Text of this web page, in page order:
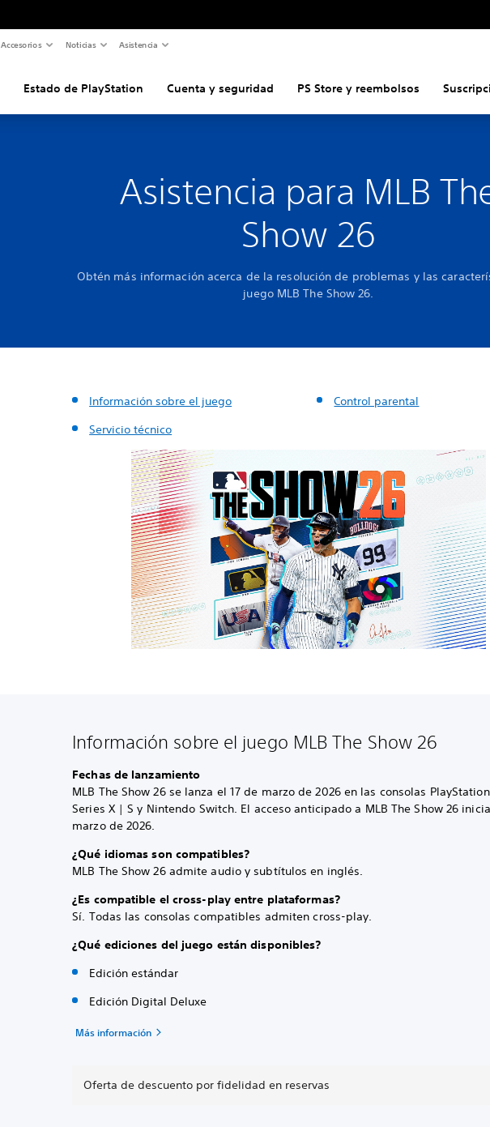
Accesorios Noticias Asistencia
Estado de PlayStation Cuenta y seguridad PS Store y reembolsos
Asistencia para MLB
Show 26
Obtén más información acerca de la resolución de problemas y las
juego MLB The Show 26.
Información sobre el juego
Servicio técnico
Control parental
Información sobre el juego MLB The Show 26
Fechas de lanzamiento
MLB The Show 26 se lanza el 17 de marzo de 2026 en las consolas
Series X | S y Nintendo Switch. El acceso anticipado a MLB The Show 26
marzo de 2026.
¿Qué idiomas son compatibles?
MLB The Show 26 admite audio y subtítulos en inglés.
¿Es compatible el cross-play entre plataformas?
Sí. Todas las consolas compatibles admiten cross-play.
¿Qué ediciones del juego están disponibles?
Edición estándar
Edición Digital Deluxe
Más información
Oferta de descuento por fidelidad en reservas